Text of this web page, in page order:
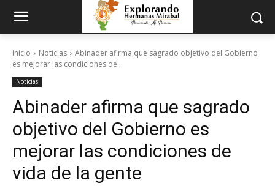
Inicio Noticias
Abinader afirma que sagrado objetivo del Gobierno
es mejorar las condiciones de...
Noticias
Abinader afirma que sagrado
objetivo del Gobierno es
mejorar las condiciones de
vida de la gente